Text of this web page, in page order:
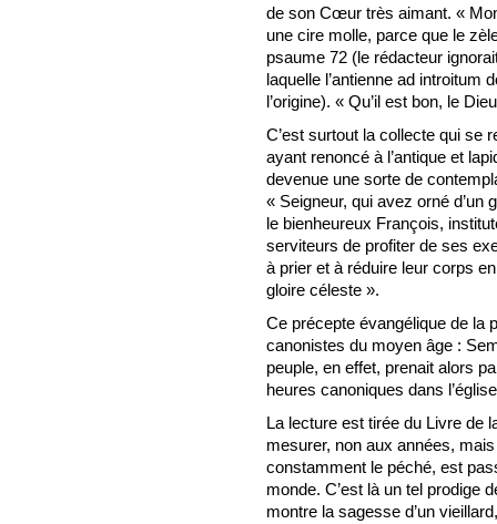
de son Cœur très aimant. «
une cire molle, parce que le
psaume 72 (le rédacteur
laquelle l’antienne ad introitum
l’origine). « Qu’il est bon, le
C’est surtout la collecte qui se
ayant renoncé à l’antique et
devenue une sorte de
« Seigneur, qui avez orné d’un
le bienheureux François,
serviteurs de profiter de ses
à prier et à réduire leur corps
gloire céleste ».
Ce précepte évangélique de la
canonistes du moyen âge :
peuple, en effet, prenait alors
heures canoniques dans
La lecture est tirée du Livre de
mesurer, non aux années,
constamment le péché, est
monde. C’est là un tel prodige
montre la sagesse d’un